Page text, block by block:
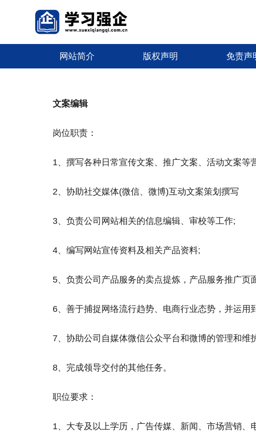
网站简介 版权声明 免责声
文案编辑
岗位职责：
1、撰写各种日常宣传文案、推广文案、活动文案等
2、协助社交媒体(微信、微博)互动文案策划撰写
3、负责公司网站相关的信息编辑、审校等工作;
4、编写网站宣传资料及相关产品资料;
5、负责公司产品服务的卖点提炼，产品服务推广页
6、善于捕捉网络流行趋势、电商行业态势，并运
7、协助公司自媒体微信公众平台和微博的管理和维
8、完成领导交付的其他任务。
职位要求：
1、大专及以上学历，广告传媒、新闻、市场营销、